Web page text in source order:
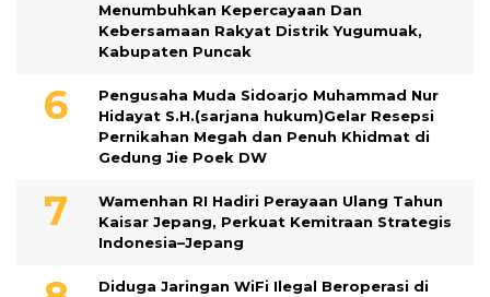
Menumbuhkan Kepercayaan Dan
Kebersamaan Rakyat Distrik Yugumuak,
Kabupaten Puncak
Pengusaha Muda Sidoarjo Muhammad Nur
Hidayat S.H.(sarjana hukum)Gelar Resepsi
Pernikahan Megah dan Penuh Khidmat di
Gedung Jie Poek DW
Wamenhan RI Hadiri Perayaan Ulang Tahun
Kaisar Jepang, Perkuat Kemitraan Strategis
Indonesia–Jepang
Diduga Jaringan WiFi Ilegal Beroperasi di